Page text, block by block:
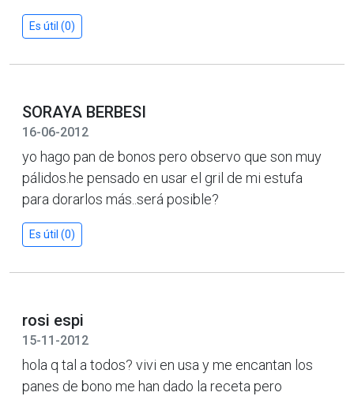
Es útil (0)
SORAYA BERBESI
16-06-2012
yo hago pan de bonos pero observo que son muy
pálidos.he pensado en usar el gril de mi estufa
para dorarlos más..será posible?
Es útil (0)
rosi espi
15-11-2012
hola q tal a todos? vivi en usa y me encantan los
panes de bono me han dado la receta pero